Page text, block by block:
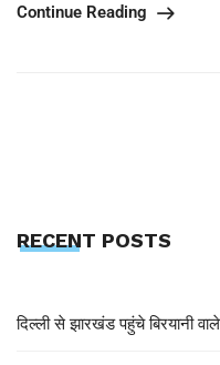
Continue Reading
RECENT POSTS
दिल्ली से झारखंड पहुंचे बिरयानी